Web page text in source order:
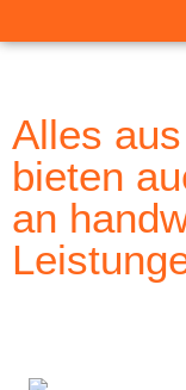
Alles
bieten
an